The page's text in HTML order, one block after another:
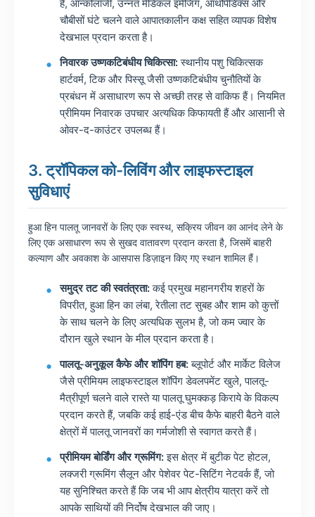
है, ऑन्कोलॉजी, उन्नत मेडिकल इमेजिंग, ऑर्थोपेडिक्स और
चौबीसों घंटे चलने वाले आपातकालीन कक्ष सहित व्यापक विशेष
देखभाल प्रदान करता है।
निवारक उष्णकटिबंधीय चिकित्सा:स्थानीय पशु चिकित्सक
हार्टवर्म, टिक और पिस्सू जैसी उष्णकटिबंधीय चुनौतियों के
प्रबंधन में असाधारण रूप से अच्छी तरह से वाकिफ हैं। नियमित
प्रीमियम निवारक उपचार अत्यधिक किफायती हैं और आसानी से
ओवर-द-काउंटर उपलब्ध हैं।
3. ट्रॉपिकल को-लिविंग और लाइफस्टाइल
सुविधाएं
हुआ हिन पालतू जानवरों के लिए एक स्वस्थ, सक्रिय जीवन का आनंद लेने के
लिए एक असाधारण रूप से सुखद वातावरण प्रदान करता है, जिसमें बाहरी
कल्याण और अवकाश के आसपास डिज़ाइन किए गए स्थान शामिल हैं।
समुद्र तट की स्वतंत्रता:कई प्रमुख महानगरीय शहरों के
विपरीत, हुआ हिन का लंबा, रेतीला तट सुबह और शाम को कुत्तों
के साथ चलने के लिए अत्यधिक सुलभ है, जो कम ज्वार के
दौरान खुले स्थान के मील प्रदान करता है।
पालतू-अनुकूल कैफे और शॉपिंग हब:ब्लूपोर्ट और मार्केट विलेज
जैसे प्रीमियम लाइफस्टाइल शॉपिंग डेवलपमेंट खुले, पालतू-
मैत्रीपूर्ण चलने वाले रास्ते या पालतू घुमक्कड़ किराये के विकल्प
प्रदान करते हैं, जबकि कई हाई-एंड बीच कैफे बाहरी बैठने वाले
क्षेत्रों में पालतू जानवरों का गर्मजोशी से स्वागत करते हैं।
प्रीमियम बोर्डिंग और ग्रूमिंग:इस क्षेत्र में बुटीक पेट होटल,
लक्जरी ग्रूमिंग सैलून और पेशेवर पेट-सिटिंग नेटवर्क हैं, जो
यह सुनिश्चित करते हैं कि जब भी आप क्षेत्रीय यात्रा करें तो
आपके साथियों की निर्दोष देखभाल की जाए।